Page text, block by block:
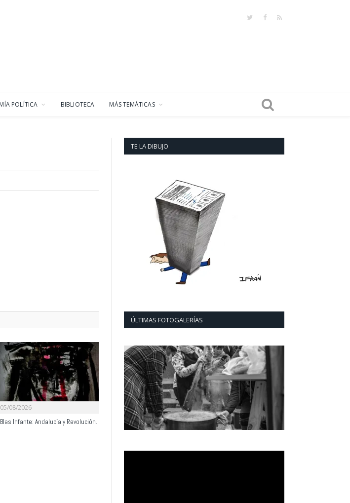
TwitterFacebook
RSS
POLÍTICA BIBLIOTECA MÁS TEMÁTICAS
05/08/2026
Blas Infante: Andalucía y Revolución.
TE LA DIBUJO
ÚLTIMAS FOTOGALERÍAS